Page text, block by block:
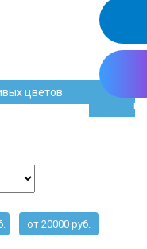
цветов
от 20000 руб.